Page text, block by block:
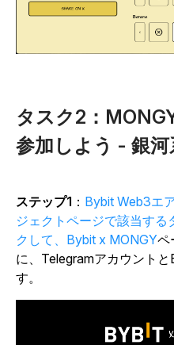
タスク2：
参加しよう - 銀河
ステップ1 ： Bybit Web3エ
ジェクトページで該当する
クして、Bybit x MONGYペ
に、Telegramアカウント
す。